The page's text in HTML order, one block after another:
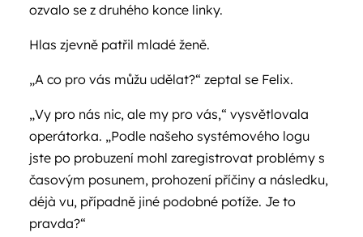
ozvalo se z druhého konce linky.
Hlas zjevně patřil mladé ženě.
„A co pro vás můžu udělat?“ zeptal se Felix.
„Vy pro nás nic, ale my pro vás,“ vysvětlovala
operátorka. „Podle našeho systémového logu
jste po probuzení mohl zaregistrovat problémy s
časovým posunem, prohození příčiny a následku,
déjà vu, případně jiné podobné potíže. Je to
pravda?“